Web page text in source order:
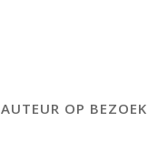
AUTEUR OP BEZOEK